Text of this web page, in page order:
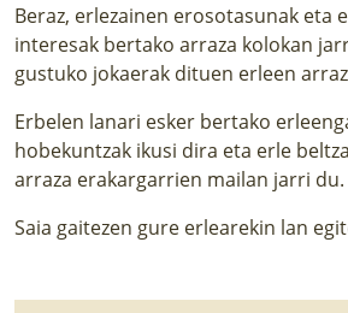
Beraz, erlezainen erosotasunak eta
interesak bertako arraza kolokan
gustuko jokaerak dituen erleen
Erbelen lanari esker bertako
hobekuntzak ikusi dira eta erle
arraza erakargarrien mailan jarri du.
Saia gaitezen gure erlearekin lan